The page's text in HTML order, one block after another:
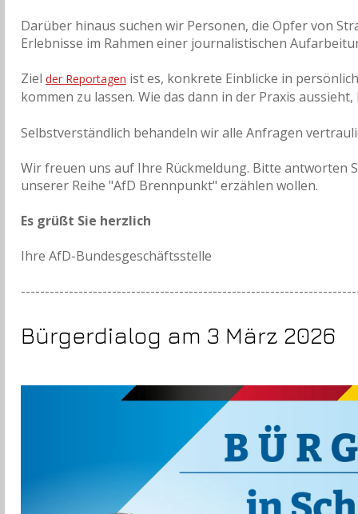
Darüber hinaus suchen wir Personen, die Opfer von
Erlebnisse im Rahmen einer journalistischen
Ziel der Reportagen ist es, konkrete Einblicke in
kommen zu lassen. Wie das dann in der Praxis
Selbstverständlich behandeln wir alle Anfragen
Wir freuen uns auf Ihre Rückmeldung. Bitte antworten
unserer Reihe "AfD Brennpunkt" erzählen wollen.
Es grüßt Sie herzlich
Ihre AfD-Bundesgeschäftsstelle
Bürgerdialog am 3 März 2026